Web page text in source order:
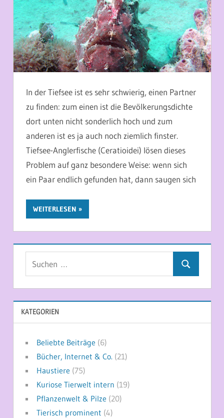
In der Tiefsee ist es sehr schwierig, einen Partner
zu finden: zum einen ist die Bevölkerungsdichte
dort unten nicht sonderlich hoch und zum
anderen ist es ja auch noch ziemlich finster.
Tiefsee-Anglerfische (Ceratioidei) lösen dieses
Problem auf ganz besondere Weise: wenn sich
ein Paar endlich gefunden hat, dann saugen sich
WEITERLESEN
Suchen
KATEGORIEN
Beliebte Beiträge (6)
Bücher, Internet & Co. (21)
Haustiere (75)
Kuriose Tierwelt intern (19)
Pflanzenwelt & Pilze (20)
Tierisch prominent (4)